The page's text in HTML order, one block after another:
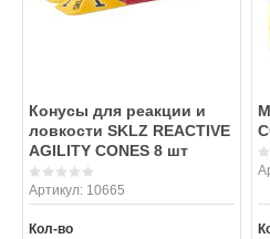
Конусы для реакции и
ловкости SKLZ REACTIVE
AGILITY CONES 8 шт
Артикул: 10665
Кол-во